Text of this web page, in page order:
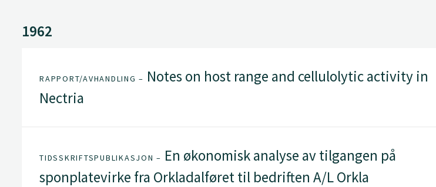
1962
RAPPORT/AVHANDLING – Notes on host range and cellulolytic activity in
Nectria
TIDSSKRIFTSPUBLIKASJON – En økonomisk analyse av tilgangen på
sponplatevirke fra Orkladalføret til bedriften A/L Orkla